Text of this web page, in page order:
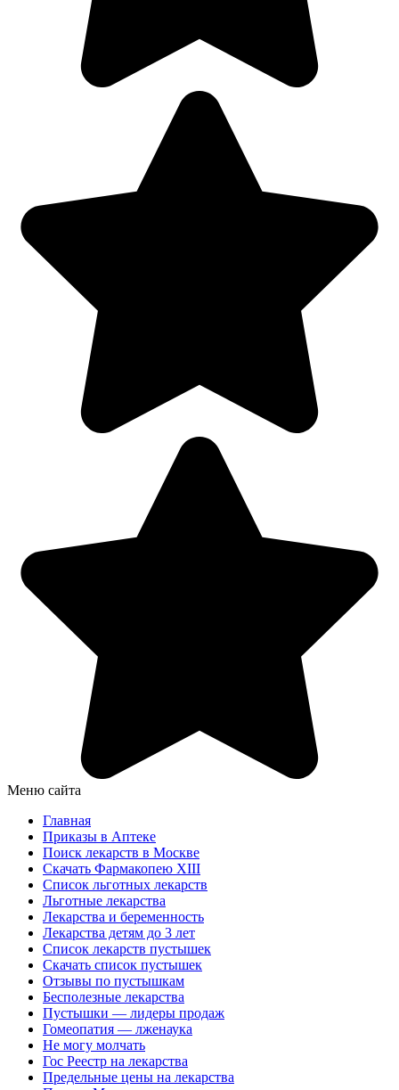
Меню сайта
Главная
Приказы в Аптеке
Поиск лекарств в Москве
Скачать Фармакопею XIII
Список льготных лекарств
Льготные лекарства
Лекарства и беременность
Лекарства детям до 3 лет
Список лекарств пустышек
Скачать список пустышек
Отзывы по пустышкам
Бесполезные лекарства
Пустышки — лидеры продаж
Гомеопатия — лженаука
Не могу молчать
Гос Реестр на лекарства
Предельные цены на лекарства